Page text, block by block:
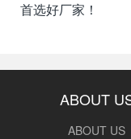
首选好厂家！
ABOUT
ABOUT US